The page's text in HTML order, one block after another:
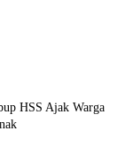
HSS Ajak Warga